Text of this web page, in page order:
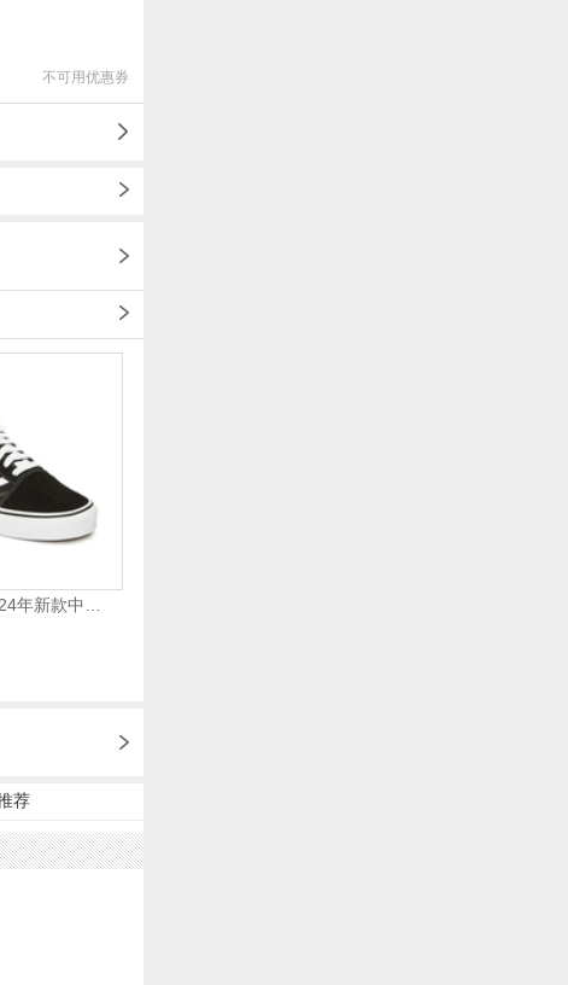
不可用优惠券
VANS万斯 2024年新款中性OldSkool帆布鞋/硫化鞋VN000D3HY28（延续款）
荐